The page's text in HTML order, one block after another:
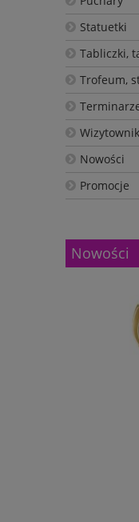
Statuetki
Tabliczki,
Trofeum,
Nowości
Promocje
Nowości